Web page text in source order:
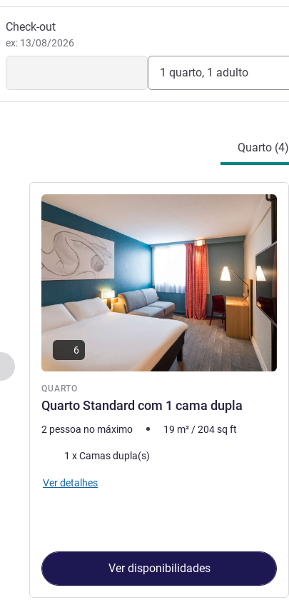
Check-out
ex: 13/08/2026
1 quarto, 1 adulto
Quarto (4)
Anterior - Quarto
QUARTO
Quarto Standard com 1 cama dupla
Ver detalhes
6
2 pessoa no máximo 19 m² /204sq ft
Cama1 x Camas dupla(s)
Ver detalhes
Ver disponibilidades